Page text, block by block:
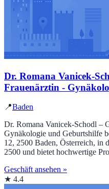
Dr. Romana Vanicek-
Frauenärztin -
📍Baden
Dr. Romana Vanicek-Schodl –
Gynäkologie und Geburtshilfe
12, 2500 Baden, Österreich, in
2500 und bietet hochwertige
Geschäft ansehen »
★ 4.4